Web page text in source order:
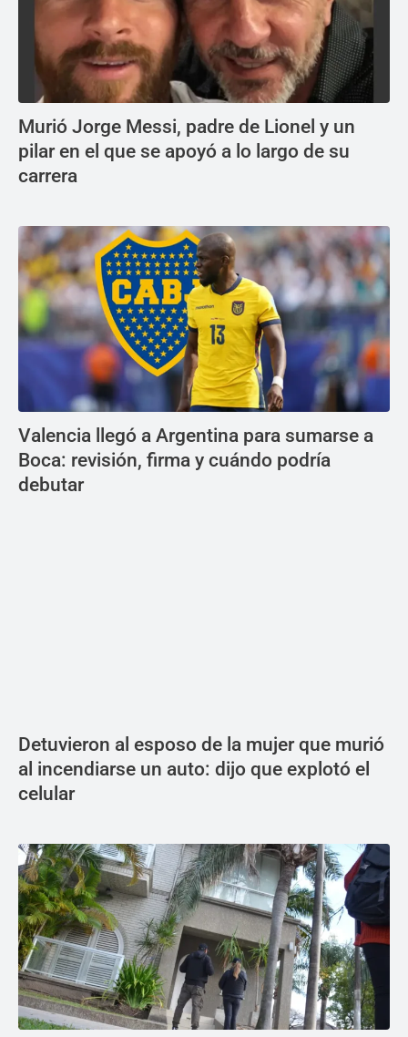
Murió Jorge Messi, padre de Lionel y un
pilar en el que se apoyó a lo largo de su
carrera
Valencia llegó a Argentina para sumarse a
Boca: revisión, firma y cuándo podría
debutar
Detuvieron al esposo de la mujer que murió
al incendiarse un auto: dijo que explotó el
celular